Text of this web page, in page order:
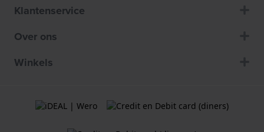
Klantenservice
Over ons
Winkels